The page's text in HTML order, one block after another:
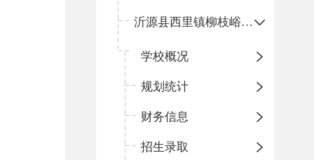
沂源县西里镇柳枝峪回民小学
学校概况
规划统计
财务信息
招生录取